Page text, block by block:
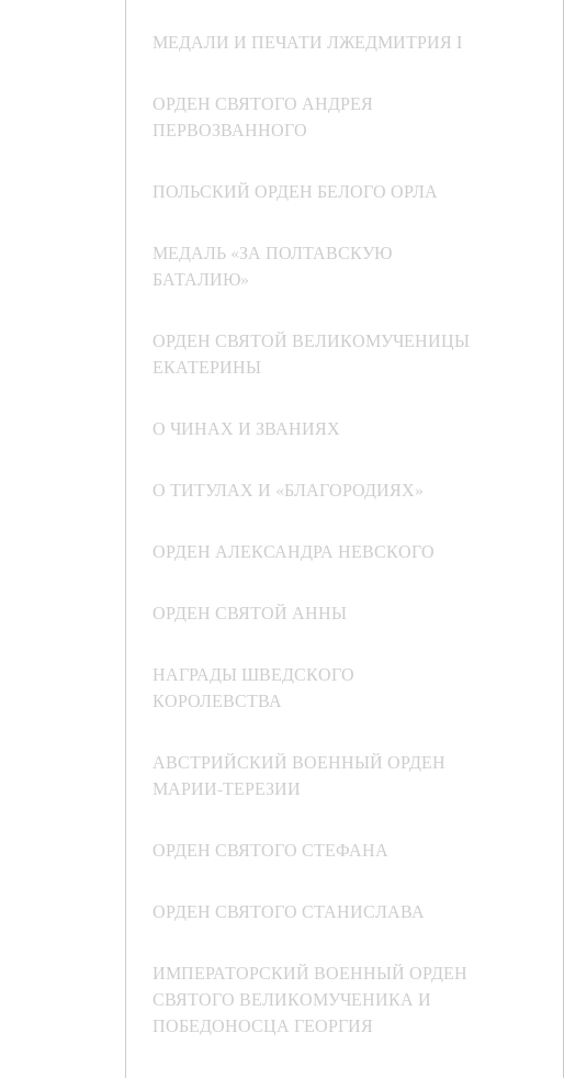
МЕДАЛИ И ПЕЧАТИ ЛЖЕДМИТРИЯ I
ОРДЕН СВЯТОГО АНДРЕЯ
ПЕРВОЗВАННОГО
ПОЛЬСКИЙ ОРДЕН БЕЛОГО ОРЛА
МЕДАЛЬ «ЗА ПОЛТАВСКУЮ
БАТАЛИЮ»
ОРДЕН СВЯТОЙ ВЕЛИКОМУЧЕНИЦЫ
ЕКАТЕРИНЫ
О ЧИНАХ И ЗВАНИЯХ
О ТИТУЛАХ И «БЛАГОРОДИЯХ»
ОРДЕН АЛЕКСАНДРА НЕВСКОГО
ОРДЕН СВЯТОЙ АННЫ
НАГРАДЫ ШВЕДСКОГО
КОРОЛЕВСТВА
АВСТРИЙСКИЙ ВОЕННЫЙ ОРДЕН
МАРИИ-ТЕРЕЗИИ
ОРДЕН СВЯТОГО СТЕФАНА
ОРДЕН СВЯТОГО СТАНИСЛАВА
ИМПЕРАТОРСКИЙ ВОЕННЫЙ ОРДЕН
СВЯТОГО ВЕЛИКОМУЧЕНИКА И
ПОБЕДОНОСЦА ГЕОРГИЯ